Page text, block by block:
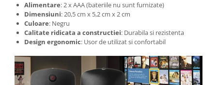
Alimentare: 2 x AAA (bateriile nu sunt furnizate)
Dimensiuni: 20,5 cm x 5,2 cm x 2 cm
Culoare: Negru
Calitate ridicata a constructiei: Durabila si rezistenta
Design ergonomic: Usor de utilizat si confortabil